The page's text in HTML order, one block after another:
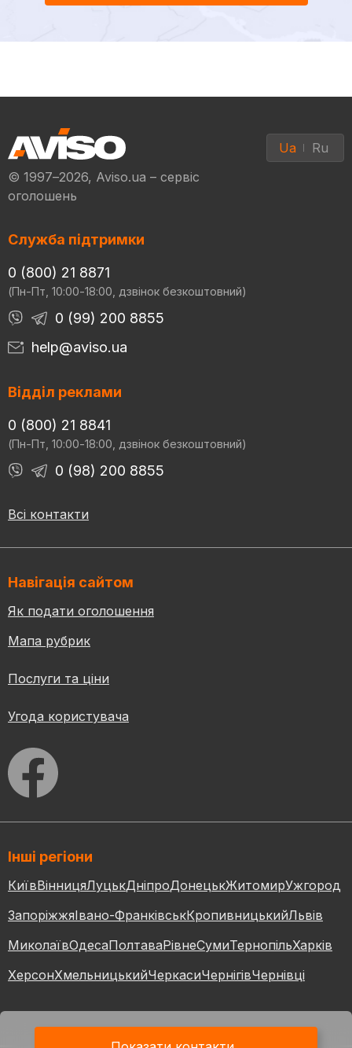
© 1997–2026, Aviso.ua – сервіс
оголошень
Ua Ru
Служба підтримки
0 (800) 21 8871
(Пн-Пт, 10:00-18:00, дзвінок безкоштовний)
0 (99) 200 8855
help@aviso.ua
Відділ реклами
0 (800) 21 8841
(Пн-Пт, 10:00-18:00, дзвінок безкоштовний)
0 (98) 200 8855
Всі контакти
Навігація сайтом
Як подати оголошення
Мапа рубрик
Послуги та ціни
Угода користувача
Інші регіони
КиївВінницяЛуцькДніпроДонецькЖитомирУжгород
ЗапоріжжяІвано-ФранківськКропивницькийЛьвів
МиколаївОдесаПолтаваРівнеСумиТернопільХарків
ХерсонХмельницькийЧеркасиЧернігівЧернівці